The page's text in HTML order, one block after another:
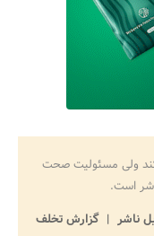
ولی مسئولیت صحت
است.
ناشر
گزارش تخلف